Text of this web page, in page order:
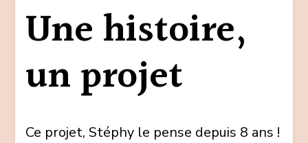
Une histoire,
un projet
Ce projet, Stéphy le pense depuis 8 ans !